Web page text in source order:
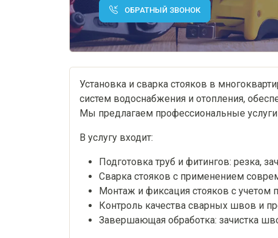
ОБРАТНЫЙ ЗВОНОК
Установка и сварка стояков в
систем водоснабжения и отопления,
Мы предлагаем профессиональные
В услугу входит:
Подготовка труб и фитингов: резка,
Сварка стояков с применением
Монтаж и фиксация стояков с учетом
Контроль качества сварных швов и
Завершающая обработка: зачистка